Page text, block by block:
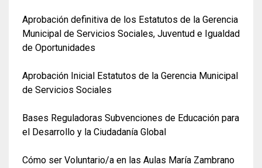
Aprobación definitiva de los Estatutos de la Gerencia
Municipal de Servicios Sociales, Juventud e Igualdad
de Oportunidades
Aprobación Inicial Estatutos de la Gerencia Municipal
de Servicios Sociales
Bases Reguladoras Subvenciones de Educación para
el Desarrollo y la Ciudadanía Global
Cómo ser Voluntario/a en las Aulas María Zambrano